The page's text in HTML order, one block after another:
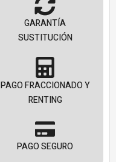
GARANTÍA
SUSTITUCIÓN
PAGO FRACCIONADO Y
RENTING
PAGO SEGURO